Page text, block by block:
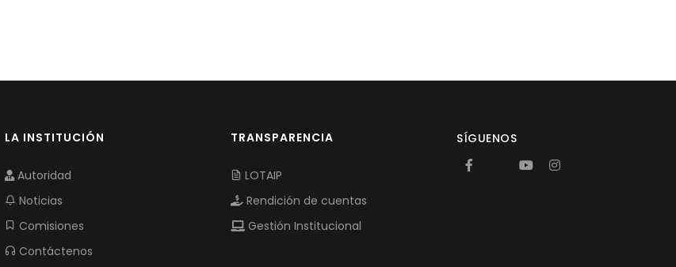
LA INSTITUCIÓN
Autoridad
Noticias
Comisiones
Contáctenos
TRANSPARENCIA
LOTAIP
Rendición de cuentas
Gestión Institucional
SÍGUENOS